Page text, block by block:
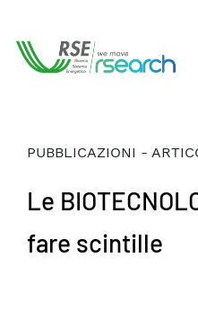
PUBBLICAZIONI -
Le
fare scintille